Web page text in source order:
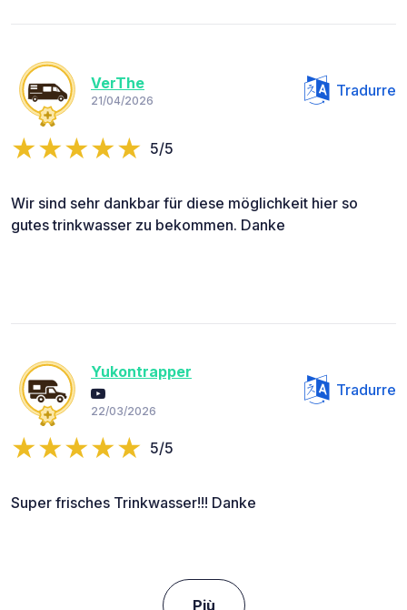
VerThe
21/04/2026
Tradurre
5/5
Wir sind sehr dankbar für diese möglichkeit hier so
gutes trinkwasser zu bekommen. Danke
Yukontrapper
22/03/2026
Tradurre
5/5
Super frisches Trinkwasser!!! Danke
Più